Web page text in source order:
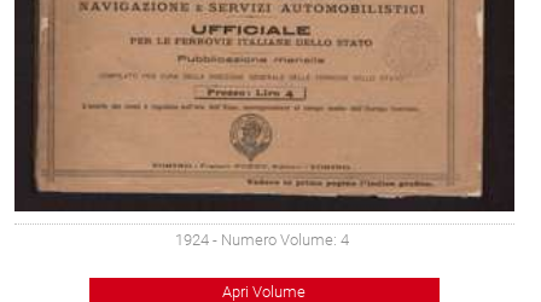
1924 - Numero Volume: 4
Apri Volume